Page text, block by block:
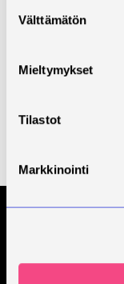
valinta
Välttämätön
Mieltymykset
Tilastot
Markkinointi
Funded by